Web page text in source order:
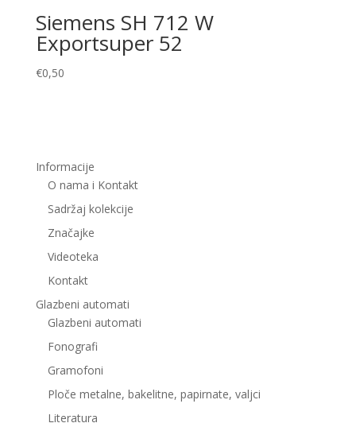
Siemens SH 712 W
Exportsuper 52
€0,50
Informacije
O nama i Kontakt
Sadržaj kolekcije
Značajke
Videoteka
Kontakt
Glazbeni automati
Glazbeni automati
Fonografi
Gramofoni
Ploče metalne, bakelitne, papirnate, valjci
Literatura